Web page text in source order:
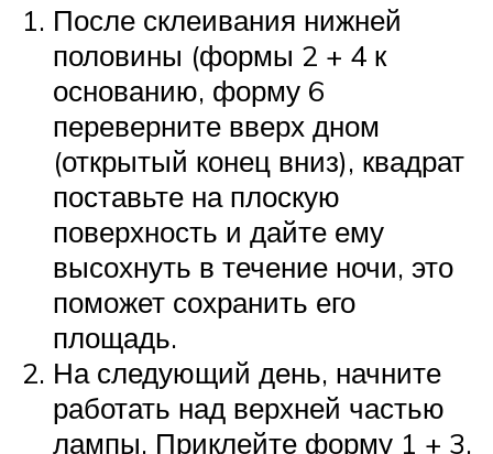
После склеивания нижней
половины (формы 2 + 4 к
основанию, форму 6
переверните вверх дном
(открытый конец вниз), квадрат
поставьте на плоскую
поверхность и дайте ему
высохнуть в течение ночи, это
поможет сохранить его
площадь.
На следующий день, начните
работать над верхней частью
лампы. Приклейте форму 1 + 3,